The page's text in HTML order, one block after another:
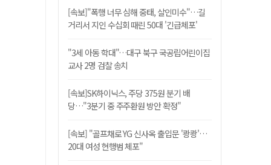
[속보]"폭행 너무 심해 중태, 살인미수"…길
거리서 지인 수십회 때린 50대 '긴급체포'
"3세 아동 학대"…대구 북구 국공립어린이집
교사 2명 검찰 송치
[속보]SK하이닉스, 주당 375원 분기 배
당…"3분기 중 주주환원 방안 확정"
[속보] "골프채로 YG 신사옥 출입문 '쾅쾅'…
20대 여성 현행범 체포"